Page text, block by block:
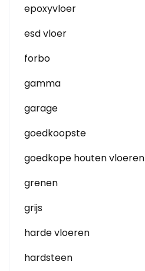
epoxyvloer
esd vloer
forbo
gamma
garage
goedkoopste
goedkope houten vloeren
grenen
grijs
harde vloeren
hardsteen